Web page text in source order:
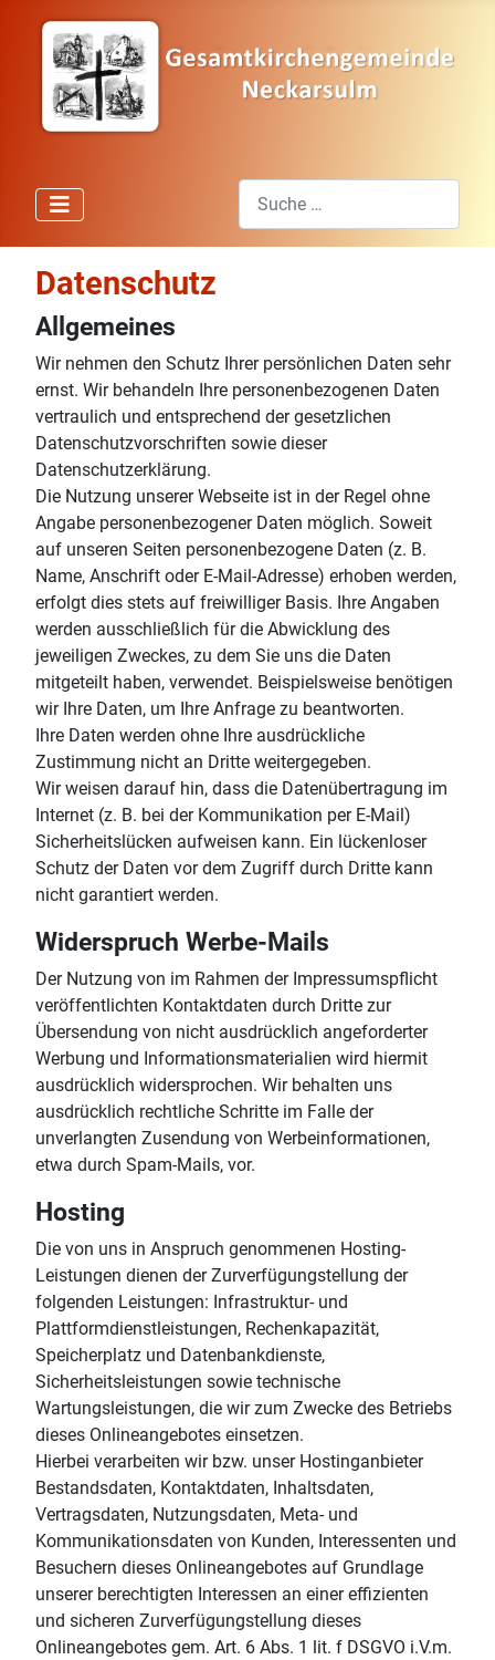
Datenschutz
Allgemeines
Wir nehmen den Schutz Ihrer persönlichen Daten sehr
ernst. Wir behandeln Ihre personenbezogenen Daten
vertraulich und entsprechend der gesetzlichen
Datenschutzvorschriften sowie dieser
Datenschutzerklärung.
Die Nutzung unserer Webseite ist in der Regel ohne
Angabe personenbezogener Daten möglich. Soweit
auf unseren Seiten personenbezogene Daten (z. B.
Name, Anschrift oder E-Mail-Adresse) erhoben werden,
erfolgt dies stets auf freiwilliger Basis. Ihre Angaben
werden ausschließlich für die Abwicklung des
jeweiligen Zweckes, zu dem Sie uns die Daten
mitgeteilt haben, verwendet. Beispielsweise benötigen
wir Ihre Daten, um Ihre Anfrage zu beantworten.
Ihre Daten werden ohne Ihre ausdrückliche
Zustimmung nicht an Dritte weitergegeben.
Wir weisen darauf hin, dass die Datenübertragung im
Internet (z. B. bei der Kommunikation per E-Mail)
Sicherheitslücken aufweisen kann. Ein lückenloser
Schutz der Daten vor dem Zugriff durch Dritte kann
nicht garantiert werden.
Widerspruch Werbe-Mails
Der Nutzung von im Rahmen der Impressumspflicht
veröffentlichten Kontaktdaten durch Dritte zur
Übersendung von nicht ausdrücklich angeforderter
Werbung und Informationsmaterialien wird hiermit
ausdrücklich widersprochen. Wir behalten uns
ausdrücklich rechtliche Schritte im Falle der
unverlangten Zusendung von Werbeinformationen,
etwa durch Spam-Mails, vor.
Hosting
Die von uns in Anspruch genommenen Hosting-
Leistungen dienen der Zurverfügungstellung der
folgenden Leistungen: Infrastruktur- und
Plattformdienstleistungen, Rechenkapazität,
Speicherplatz und Datenbankdienste,
Sicherheitsleistungen sowie technische
Wartungsleistungen, die wir zum Zwecke des Betriebs
dieses Onlineangebotes einsetzen.
Hierbei verarbeiten wir bzw. unser Hostinganbieter
Bestandsdaten, Kontaktdaten, Inhaltsdaten,
Vertragsdaten, Nutzungsdaten, Meta- und
Kommunikationsdaten von Kunden, Interessenten und
Besuchern dieses Onlineangebotes auf Grundlage
unserer berechtigten Interessen an einer effizienten
und sicheren Zurverfügungstellung dieses
Onlineangebotes gem. Art. 6 Abs. 1 lit. f DSGVO i.V.m.